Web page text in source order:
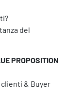
del
PROPOSITION
& Buyer